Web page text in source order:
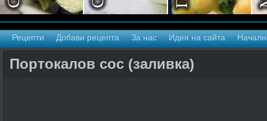
Рецепти Добави рецепта За нас Идея на сайта
Портокалов сос (заливка)